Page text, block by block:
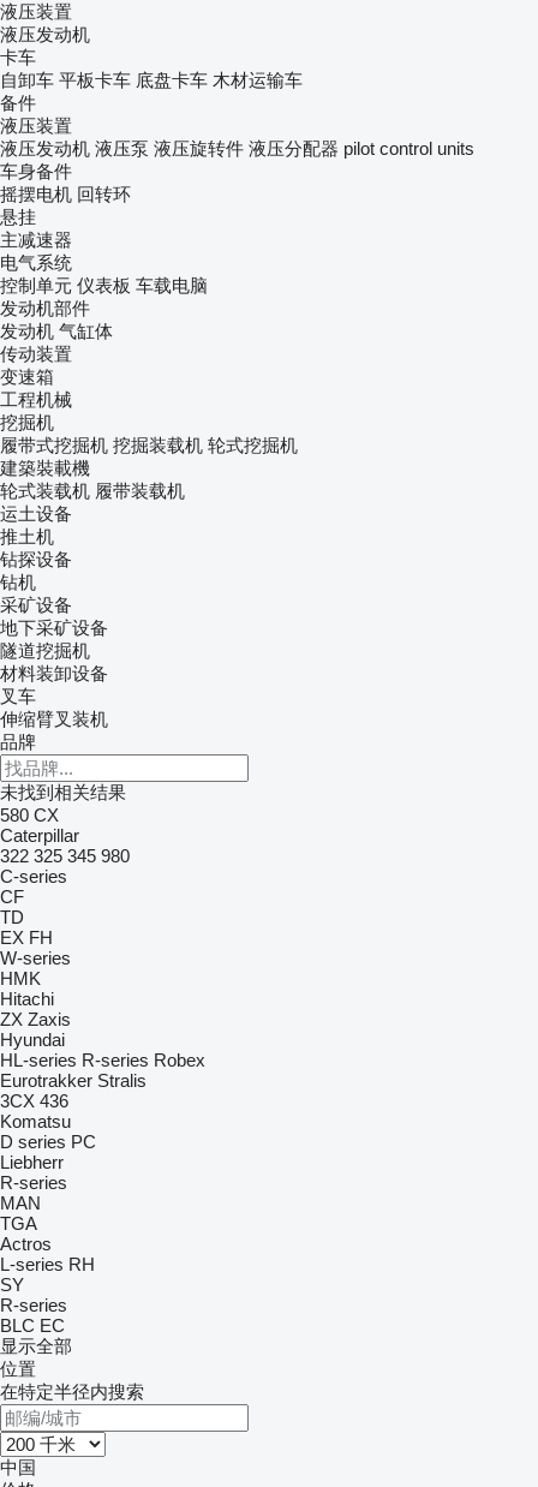
液压装置
液压发动机
卡车
自卸车 平板卡车 底盘卡车 木材运输车
备件
液压装置
液压发动机 液压泵 液压旋转件 液压分配器 pilot control units
车身备件
摇摆电机 回转环
悬挂
主减速器
电气系统
控制单元 仪表板 车载电脑
发动机部件
发动机 气缸体
传动装置
变速箱
工程机械
挖掘机
履带式挖掘机 挖掘装载机 轮式挖掘机
建築裝載機
轮式装载机 履带装载机
运土设备
推土机
钻探设备
钻机
采矿设备
地下采矿设备
隧道挖掘机
材料装卸设备
叉车
伸缩臂叉装机
品牌
未找到相关结果
580 CX
Caterpillar
322 325 345 980
C-series
CF
TD
EX FH
W-series
HMK
Hitachi
ZX Zaxis
Hyundai
HL-series R-series Robex
Eurotrakker Stralis
3CX 436
Komatsu
D series PC
Liebherr
R-series
MAN
TGA
Actros
L-series RH
SY
R-series
BLC EC
显示全部
位置
在特定半径内搜索
中国